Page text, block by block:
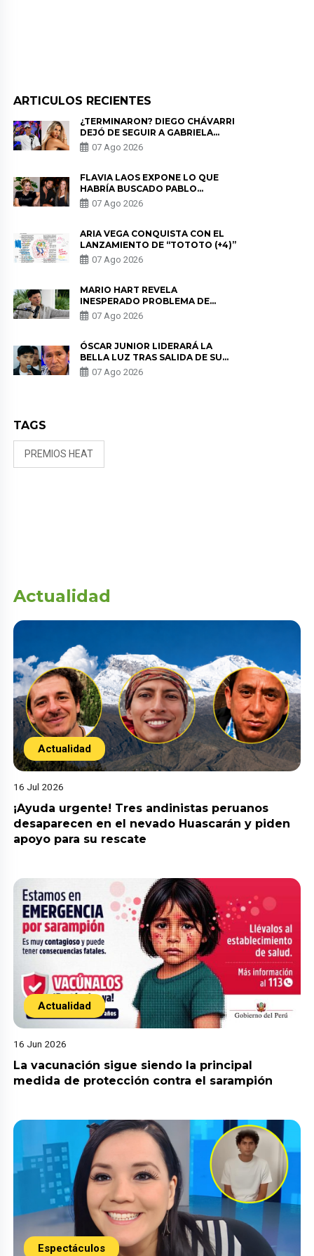
ARTICULOS RECIENTES
¿TERMINARON? DIEGO CHÁVARRI
DEJÓ DE SEGUIR A GABRIELA
HERRERA Y ANUNCIA SU SALIDA
DE PÓDCAST
07 Ago 2026
FLAVIA LAOS EXPONE LO QUE
HABRÍA BUSCADO PABLO
HEREDIA CON ALE FULLER: “UNA
DE LAS PARTES QUERÍA EL
07 Ago 2026
ARIA VEGA CONQUISTA CON EL
LANZAMIENTO DE “TOTOTO (+4)”
07 Ago 2026
MARIO HART REVELA
INESPERADO PROBLEMA DE
SALUD ANTES DE SEPARARSE DE
KORINA: “ME ENCONTRARON UN
07 Ago 2026
ÓSCAR JUNIOR LIDERARÁ LA
BELLA LUZ TRAS SALIDA DE SU
PADRE POR POLÉMICA CON
NALDY SALDAÑA
07 Ago 2026
TAGS
PREMIOS HEAT
Actualidad
Actualidad
16 Jul 2026
¡Ayuda urgente! Tres andinistas peruanos
desaparecen en el nevado Huascarán y piden
apoyo para su rescate
Actualidad
16 Jun 2026
La vacunación sigue siendo la principal
medida de protección contra el sarampión
Espectáculos